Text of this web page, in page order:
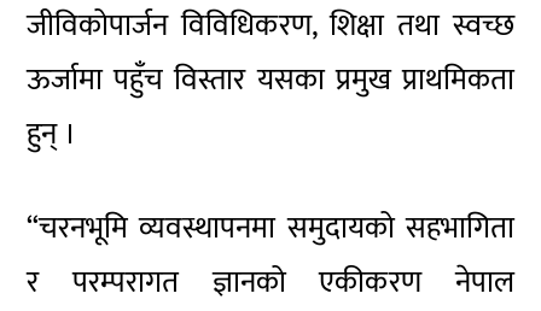
जीविकोपार्जन विविधिकरण, शिक्षा तथा स्वच्छ
ऊर्जामा पहुँच विस्तार यसका प्रमुख प्राथमिकता
हुन् ।
“चरनभूमि व्यवस्थापनमा समुदायको सहभागिता
र परम्परागत ज्ञानको एकीकरण नेपाल